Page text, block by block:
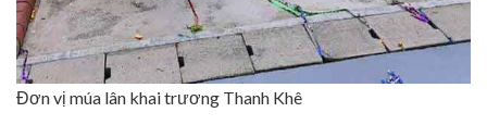
Đơn vị múa lân khai trương Thanh Khê